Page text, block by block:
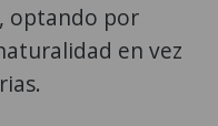
optando por
en vez